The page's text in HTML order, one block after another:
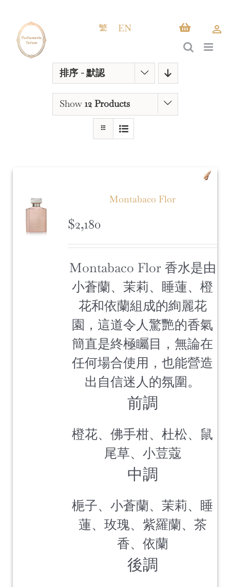
content
繁 EN
排序 -默認
Show 12 Products
Montabaco Flor
$2,180
Montabaco Flor 香水是由
小蒼蘭、茉莉、睡蓮、橙
花和依蘭組成的絢麗花
園，這道令人驚艷的香氣
簡直是終極矚目，無論在
任何場合使用，也能營造
出自信迷人的氛圍。
前調
橙花、佛手柑、杜松、鼠
尾草、小荳蔻
中調
梔子、小蒼蘭、茉莉、睡
蓮、玫瑰、紫羅蘭、茶
香、依蘭
後調